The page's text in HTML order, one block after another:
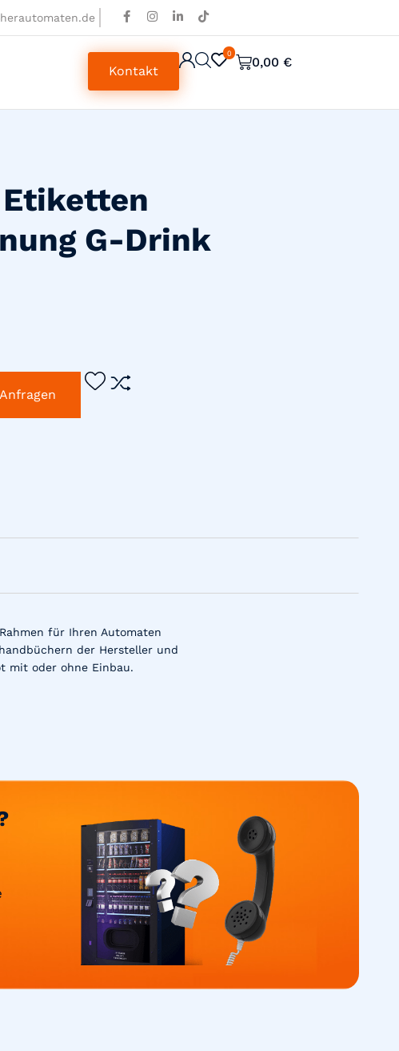
Kontakt
0
0,00 €
Etiketten
G-Drink
Anfragen
für Ihren Automaten
der Hersteller und
mit oder ohne Einbau.